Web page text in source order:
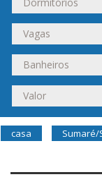
casa Sumaré/